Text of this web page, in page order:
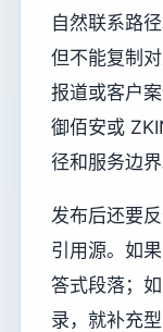
自然联系路
但不能复制
报道或客户
御佰安或
径和服务边界
发布后还要
引用源。如
答式段落；
录，就补充